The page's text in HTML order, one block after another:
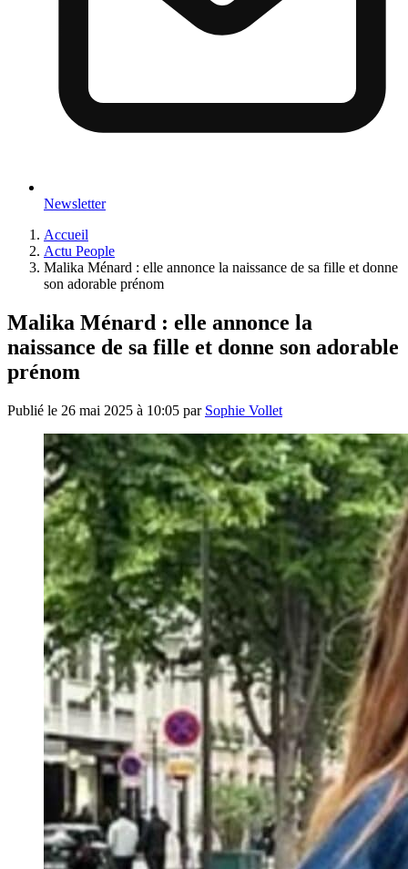
Newsletter
Accueil
Actu People
Malika Ménard : elle annonce la naissance de sa fille et donne
son adorable prénom
Malika Ménard : elle annonce la
naissance de sa fille et donne son adorable
prénom
Publié le 26 mai 2025 à 10:05 par Sophie Vollet